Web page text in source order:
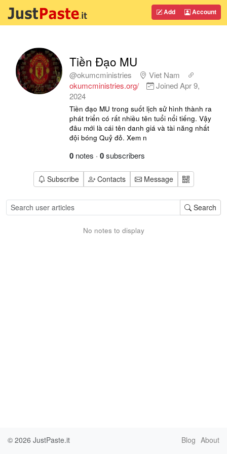
Add Account
Tiền Đạo MU
@okumcministries
Viet Nam
okumcministries.org/
JoinedApr 9,
2024
Tiền đạo MU trong suốt lịch sử hình thành ra
phát triển có rất nhiều tên tuổi nổi tiếng. Vậy
đâu mới là cái tên danh giá và tài năng nhất
đội bóng Quỷ đỏ. Xem n
0 notes · 0subscribers
Subscribe Contacts Message
Search
No notes to display
© 2026 JustPaste.it Blog About